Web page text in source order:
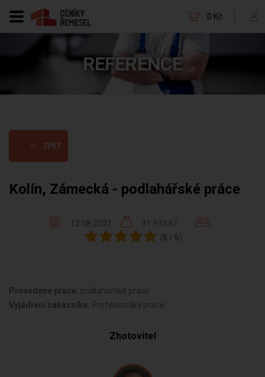
0 Kč
REFERENCE
ZPĚT
Kolín, Zámecká - podlahářské práce
12.08.2021
31 933 Kč
( 5 / 5)
Provedené práce: podlahářské práce
Vyjádření zákazníka:
Profesionální práce
Zhotovitel